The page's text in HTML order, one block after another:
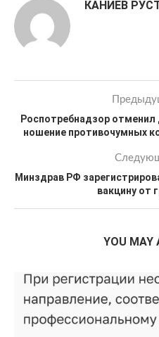
КАНИЕВ
Роспотребнадзор
ношение противочумных
Минздрав РФ
вакцину от
YOU MAY